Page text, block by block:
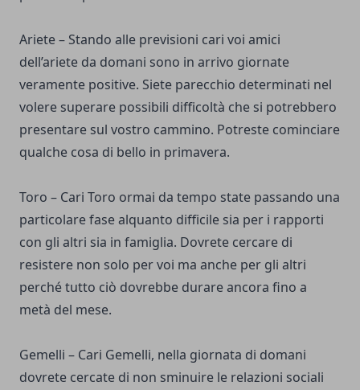
Ariete – Stando alle previsioni cari voi amici
dell’ariete da domani sono in arrivo giornate
veramente positive. Siete parecchio determinati nel
volere superare possibili difficoltà che si potrebbero
presentare sul vostro cammino. Potreste cominciare
qualche cosa di bello in primavera.
Toro – Cari Toro ormai da tempo state passando una
particolare fase alquanto difficile sia per i rapporti
con gli altri sia in famiglia. Dovrete cercare di
resistere non solo per voi ma anche per gli altri
perché tutto ciò dovrebbe durare ancora fino a
metà del mese.
Gemelli – Cari Gemelli, nella giornata di domani
dovrete cercate di non sminuire le relazioni sociali